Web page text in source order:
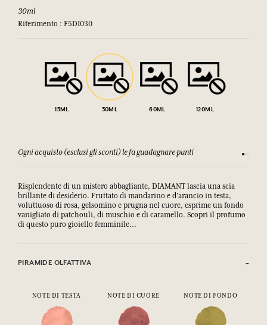
30ml
Riferimento : F5DI030
15ML 30ML 60ML 120ML
Ogni acquisto (esclusi gli sconti) le fa guadagnare punti
Risplendente di un mistero abbagliante, DIAMANT lascia una scia
brillante di desiderio. Fruttato di mandarino e d'arancio in testa,
voluttuoso di rosa, gelsomino e prugna nel cuore, esprime un fondo
vanigliato di patchouli, di muschio e di caramello. Scopri il profumo
di questo puro gioiello femminile...
PIRAMIDE OLFATTIVA
NOTE DI TESTA NOTE DI CUORE NOTE DI FONDO